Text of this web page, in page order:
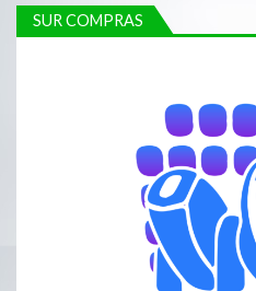
SUR COMPRAS